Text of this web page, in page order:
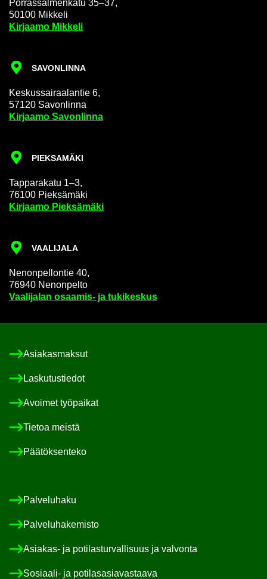
Por­ras­sal­men­ka­tu 35–37,
50100 Mik­ke­li
Kir­jaa­mo Mik­ke­li
SA­VON­LIN­NA
Kes­kus­sai­raa­lan­tie 6,
57120 Sa­von­lin­na
Kir­jaa­mo Sa­von­lin­na
PIEK­SA­MÄ­KI
Tap­pa­ra­ka­tu 1–3,
76100 Piek­sä­mä­ki
Kir­jaa­mo Piek­sä­mä­ki
VAA­LI­JA­LA
Ne­non­pel­lon­tie 40,
76940 Ne­non­pel­to
Vaa­li­ja­lan osaamis-​ ja tu­ki­kes­kus
Asia­kas­mak­sut
Las­ku­tus­tie­dot
Avoi­met työ­pai­kat
Tie­toa meis­tä
Pää­tök­sen­te­ko
Pal­ve­lu­ha­ku
Pal­ve­lu­ha­ke­mis­to
Asiakas-​ ja po­ti­las­tur­val­li­suus ja val­von­ta
Sosiaali-​ ja po­ti­las­asia­vas­taa­va